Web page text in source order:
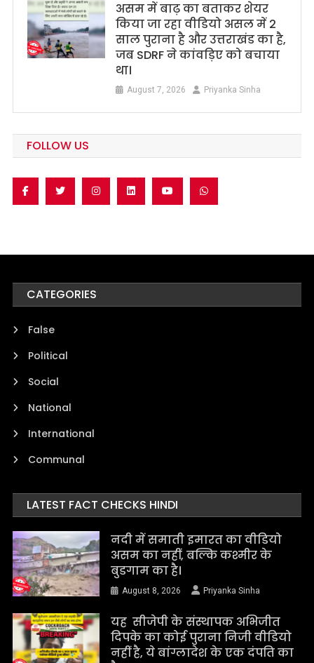
असम में बाढ़ का बताकर शेयर
किया जा रहा वीडियो असल में 2
साल पुराना है और उत्तराखंड का है,
जब SDRF ने कांवड़िए को बचाया
था।
August 7, 2026 Priyanka Sinha
FOLLOW US
CATEGORIES
False
Political
Social
National
International
Communal
LATEST FACT CHECKS HINDI
नदी में समाती इमारत का वीडियो
असम का नहीं, बल्कि कश्मीर के
बुडगाम का है।
August 8, 2026 Priyanka Sinha
यह सीजेपी के संस्थापक अभिजीत
दिपके का कोई पुराना निजी वीडियो
नहीं है, ये बांग्लादेश के एक दंपति का